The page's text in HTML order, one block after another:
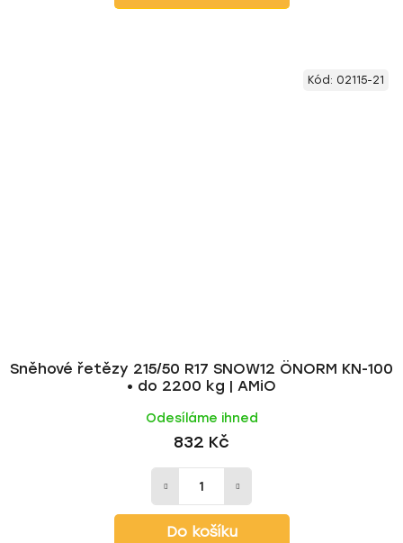
Sněhové řetězy 215/50 R17 SNOW12 ÖNORM KN-100
• do 2200 kg | AMiO
Odesíláme ihned
832 Kč
Do košíku
Kód: 02115-21